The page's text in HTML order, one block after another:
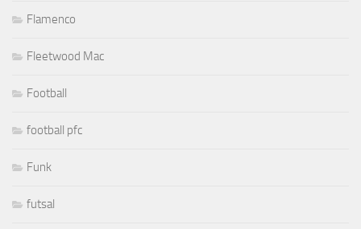
Flamenco
Fleetwood Mac
Football
football pfc
Funk
futsal